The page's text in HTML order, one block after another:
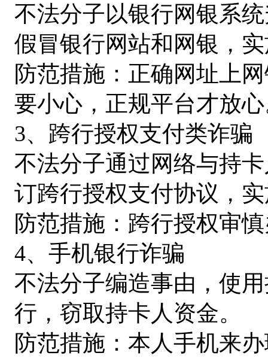
不法分子以银行网银系
假冒银行网站和网银，
防范措施：正确网址上
要小心，正规平台才放
3、跨行授权支付类诈骗
不法分子通过网络与持
订跨行授权支付协议，
防范措施：跨行授权审
4、手机银行诈骗
不法分子编造事由，使
行，窃取持卡人资金。
防范措施：本人手机来